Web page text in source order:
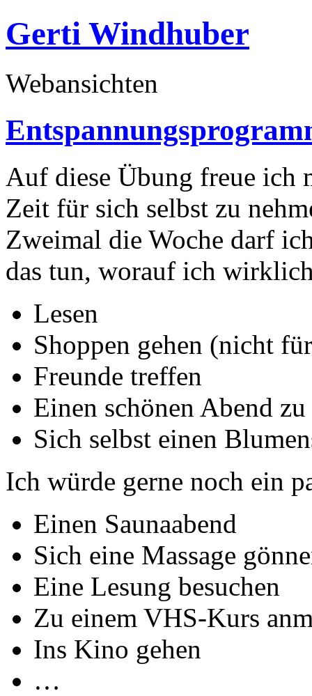
Gerti Windhuber
Webansichten
Auf diese Übung freue ich
Zeit für sich selbst zu
Zweimal die Woche darf
das tun, worauf ich
Lesen
Shoppen gehen (nicht
Freunde treffen
Einen schönen Abend
Sich selbst einen
Ich würde gerne noch ein
Einen Saunaabend
Sich eine Massage
Eine Lesung besuchen
Zu einem VHS-Kurs
Ins Kino gehen
…